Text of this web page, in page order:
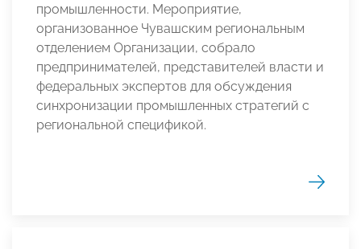
промышленности. Мероприятие,
организованное Чувашским региональным
отделением Организации, собрало
предпринимателей, представителей власти и
федеральных экспертов для обсуждения
синхронизации промышленных стратегий с
региональной спецификой.